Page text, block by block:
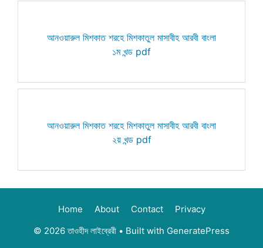
আনওয়ারুল মিশকাত শরহে মিশকাতুল মাসাবীহ আরবী বাংলা
১ম খন্ড pdf
আনওয়ারুল মিশকাত শরহে মিশকাতুল মাসাবীহ আরবী বাংলা
২য় খন্ড pdf
Home About Contact
Privacy
© 2026 তাওহীদ লাইব্রেরী • Built with GeneratePress